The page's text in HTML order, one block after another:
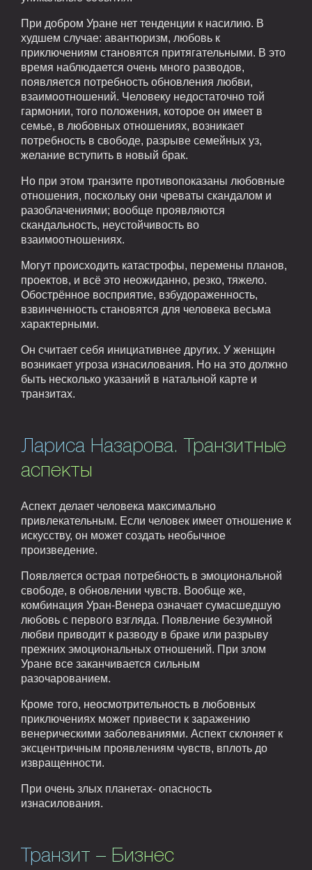
При добром Уране нет тенденции к насилию. В
худшем случае: авантюризм, любовь к
приключениям становятся притягательными. В это
время наблюдается очень много разводов,
появляется потребность обновления любви,
взаимоотношений. Человеку недостаточно той
гармонии, того положения, которое он имеет в
семье, в любовных отношениях, возникает
потребность в свободе, разрыве семейных уз,
желание вступить в новый брак.
Но при этом транзите противопоказаны любовные
отношения, поскольку они чреваты скандалом и
разоблачениями; вообще проявляются
скандальность, неустойчивость во
взаимоотношениях.
Могут происходить катастрофы, перемены планов,
проектов, и всё это неожиданно, резко, тяжело.
Обострённое восприятие, взбудораженность,
взвинченность становятся для человека весьма
характерными.
Он считает себя инициативнее других. У женщин
возникает угроза изнасилования. Но на это должно
быть несколько указаний в натальной карте и
транзитах.
Лариса Назарова. Транзитные
аспекты
Аспект делает человека максимально
привлекательным. Если человек имеет отношение к
искусству, он может создать необычное
произведение.
Появляется острая потребность в эмоциональной
свободе, в обновлении чувств. Вообще же,
комбинация Уран-Венера означает сумасшедшую
любовь с первого взгляда. Появление безумной
любви приводит к разводу в браке или разрыву
прежних эмоциональных отношений. При злом
Уране все заканчивается сильным
разочарованием.
Кроме того, неосмотрительность в любовных
приключениях может привести к заражению
венерическими заболеваниями. Аспект склоняет к
эксцентричным проявлениям чувств, вплоть до
извращенности.
При очень злых планетах- опасность
изнасилования.
Транзит – Бизнес